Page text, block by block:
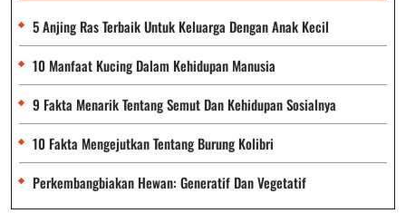
5 Anjing Ras Terbaik Untuk Keluarga Dengan Anak Kecil
10 Manfaat Kucing Dalam Kehidupan Manusia
9 Fakta Menarik Tentang Semut Dan Kehidupan Sosialnya
10 Fakta Mengejutkan Tentang Burung Kolibri
Perkembangbiakan Hewan: Generatif Dan Vegetatif